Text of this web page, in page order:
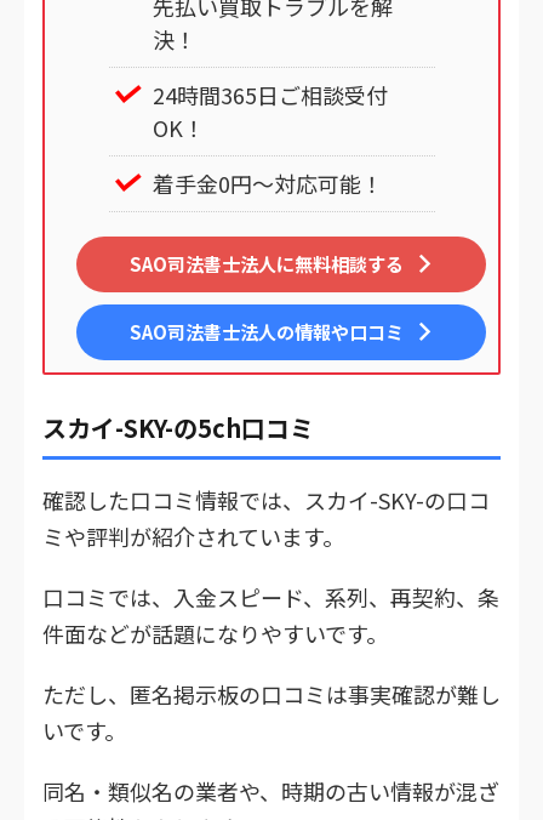
決！
24時間365日ご相談受付
OK！
着手金0円～対応可能！
SAO司法書士法人に無料相談する
SAO司法書士法人の情報や口コミ
スカイ-SKY-の5ch口コミ
確認した口コミ情報では、スカイ-SKY-の口コ
ミや評判が紹介されています。
口コミでは、入金スピード、系列、再契約、条
件面などが話題になりやすいです。
ただし、匿名掲示板の口コミは事実確認が難し
いです。
同名・類似名の業者や、時期の古い情報が混ざ